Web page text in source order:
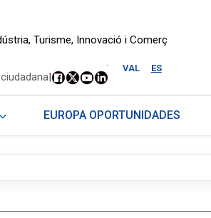
Turisme, Innovació i Comerç
VAL ES
.
|
EUROPA OPORTUNIDADES